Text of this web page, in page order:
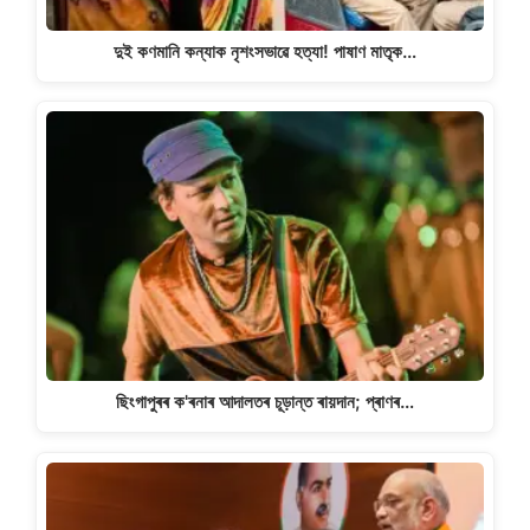
দুই কণমানি কন্যাক নৃশংসভাৱে হত্যা! পাষাণ মাতৃক…
ছিংগাপুৰৰ ক'ৰনাৰ আদালতৰ চূড়ান্ত ৰায়দান; প্ৰাণৰ…